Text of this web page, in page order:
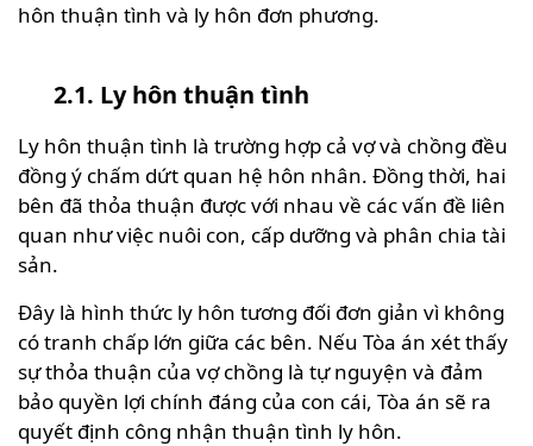
hôn thuận tình và ly hôn đơn phương.
2.1. Ly hôn thuận tình
Ly hôn thuận tình là trường hợp cả vợ và chồng đều
đồng ý chấm dứt quan hệ hôn nhân. Đồng thời, hai
bên đã thỏa thuận được với nhau về các vấn đề liên
quan như việc nuôi con, cấp dưỡng và phân chia tài
sản.
Đây là hình thức ly hôn tương đối đơn giản vì không
có tranh chấp lớn giữa các bên. Nếu Tòa án xét thấy
sự thỏa thuận của vợ chồng là tự nguyện và đảm
bảo quyền lợi chính đáng của con cái, Tòa án sẽ ra
quyết định công nhận thuận tình ly hôn.